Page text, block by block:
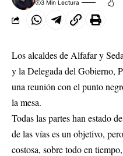
3 Min Lectura
Los alcaldes de Alfafar y
y la Delegada del Gobierno,
una reunión con el punto
la mesa.
Todas las partes han estado
de las vías es un objetivo,
costosa, sobre todo en